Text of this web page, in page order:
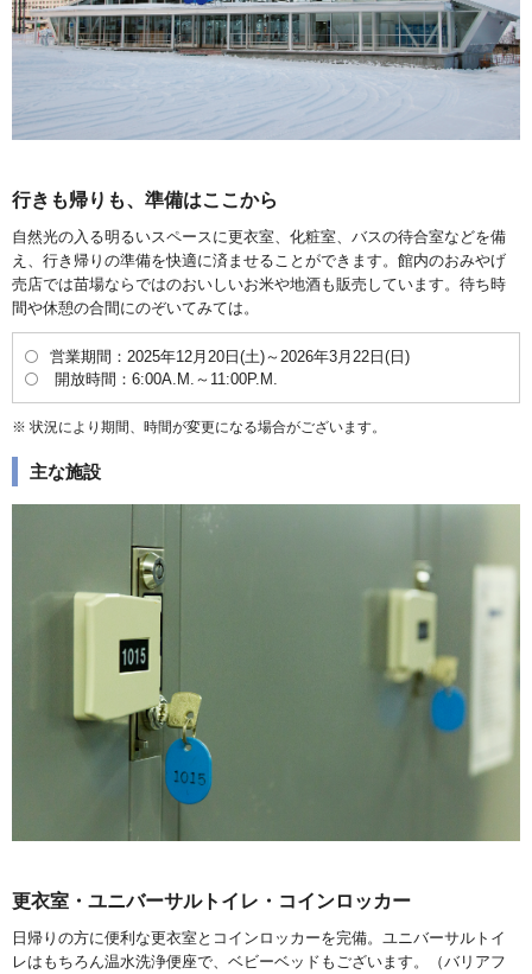
行きも帰りも、準備はここから
自然光の入る明るいスペースに更衣室、化粧室、バスの待合室などを備
え、行き帰りの準備を快適に済ませることができます。館内のおみやげ
売店では苗場ならではのおいしいお米や地酒も販売しています。待ち時
間や休憩の合間にのぞいてみては。
営業期間：2025年12月20日(土)～2026年3月22日(日)
開放時間：6:00A.M.～11:00P.M.
状況により期間、時間が変更になる場合がございます。
主な施設
更衣室・ユニバーサルトイレ・コインロッカー
日帰りの方に便利な更衣室とコインロッカーを完備。ユニバーサルトイ
レはもちろん温水洗浄便座で、ベビーベッドもございます。（バリアフ